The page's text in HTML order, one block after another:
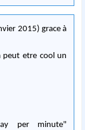
2015) grace à
peut etre cool un
per minute"